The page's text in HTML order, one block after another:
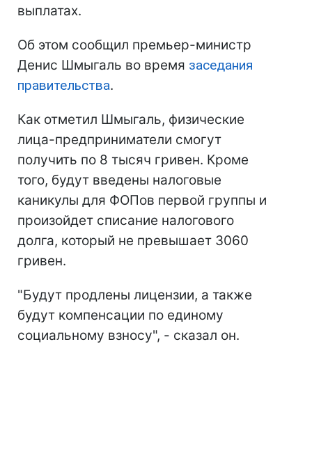
выплатах.
Об этом сообщил премьер-министр
Денис Шмыгаль во время заседания
правительства.
Как отметил Шмыгаль, физические
лица-предприниматели смогут
получить по 8 тысяч гривен. Кроме
того, будут введены налоговые
каникулы для ФОПов первой группы и
произойдет списание налогового
долга, который не превышает 3060
гривен.
"Будут продлены лицензии, а также
будут компенсации по единому
социальному взносу", - сказал он.